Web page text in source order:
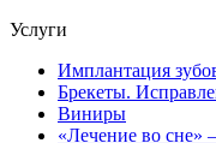
Услуги
Имплантация
Брекеты.
Виниры
«Лечение во сне»